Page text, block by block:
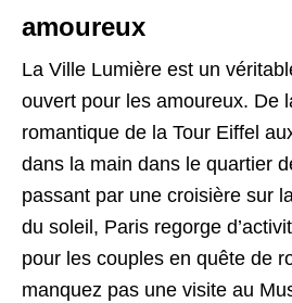
amoureux
La Ville Lumière est un
ouvert pour les amoureux. De
romantique de la Tour Eiffel
dans la main dans le quartier
passant par une croisière sur
du soleil, Paris regorge
pour les couples en quête de
manquez pas une visite au